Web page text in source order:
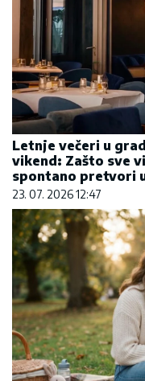
Letnje večeri u
vikend: Zašto sve
spontano pretvori
23. 07. 2026 12:47